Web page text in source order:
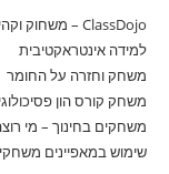
ClassDojo – משחוק וקהילה לומדת משותפת
למידה אינטראקטיבית
משחק וחזרה על החומר
משחק קורס הון פסיכולוגי
משחקים בחינוך – מי
שימוש במאפיינים